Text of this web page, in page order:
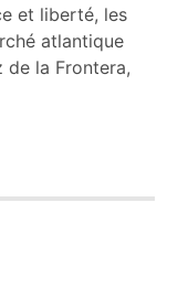
et liberté, les
atlantique
de la Frontera,